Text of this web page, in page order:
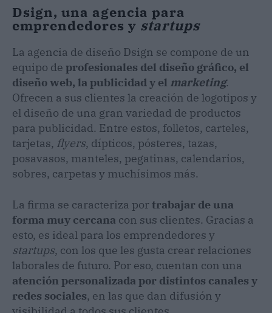
Dsign, una agencia para
emprendedores y startups
La agencia de diseño Dsign se compone de un
equipo de profesionales del diseño gráfico, el
diseño web, la publicidad y el marketing.
Ofrecen a sus clientes la creación de logotipos y
el diseño de una gran variedad de productos
para publicidad. Entre estos, folletos, carteles,
tarjetas, flyers, dípticos, pósteres, tazas,
posavasos, manteles, pegatinas, calendarios,
sobres, carpetas y muchísimos más.
La firma se caracteriza portrabajar de una
forma muy cercana con sus clientes. Gracias a
esto, es ideal para los emprendedores y
startups, con los que les gusta crear relaciones
laborales de futuro. Por eso, cuentan con una
atención personalizada por distintos canales y
redes sociales, en las que dan difusión y